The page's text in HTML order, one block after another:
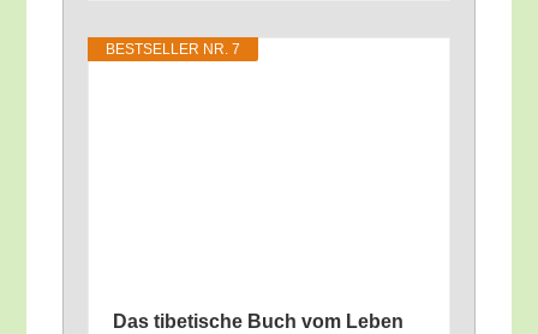
BEST­SEL­LER NR. 7
Das tibe­ti­sche Buch vom Leben